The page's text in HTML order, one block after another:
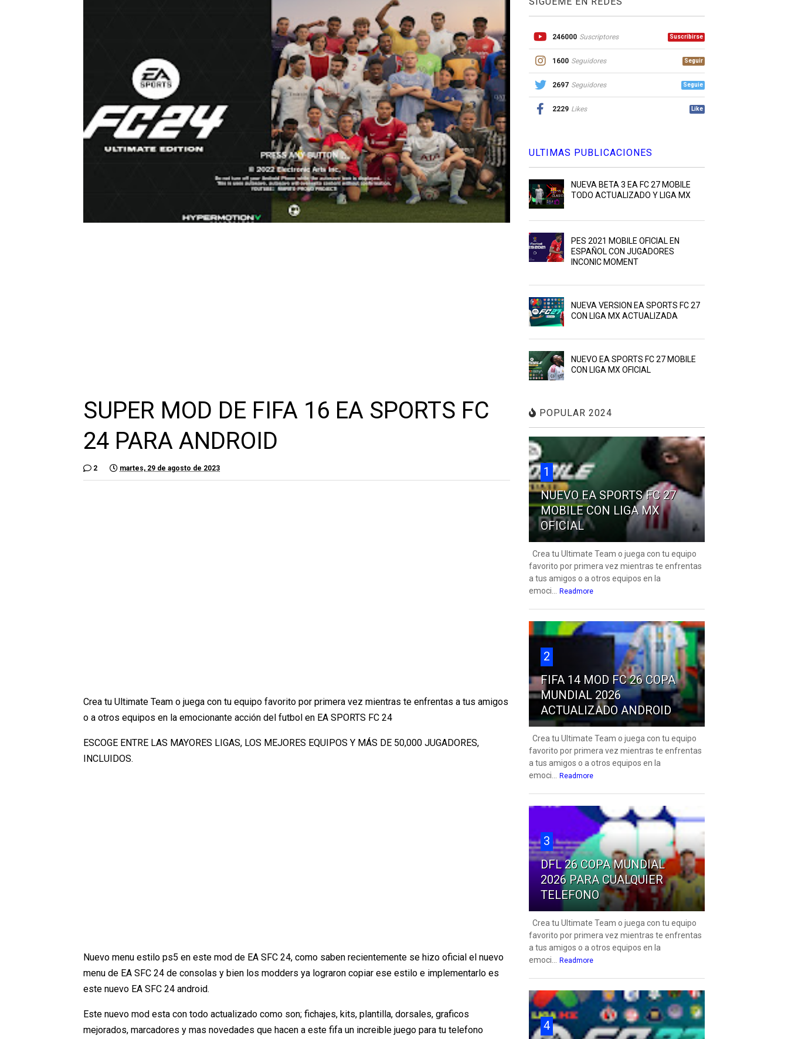
SUPER MOD DE FIFA 16 EA SPORTS FC
24 PARA ANDROID
2 martes, 29 de agosto de 2023
Crea tu Ultimate Team o juega con tu equipo favorito por primera vez mientras te enfrentas a tus amigos
o a otros equipos en la emocionante acción del futbol en EA SPORTS FC 24
ESCOGE ENTRE LAS MAYORES LIGAS, LOS MEJORES EQUIPOS Y MÁS DE 50,000 JUGADORES,
INCLUIDOS.
Nuevo menu estilo ps5 en este mod de EA SFC 24, como saben recientemente se hizo oficial el nuevo
menu de EA SFC 24 de consolas y bien los modders ya lograron copiar ese estilo e implementarlo es
este nuevo EA SFC 24 android.
Este nuevo mod esta con todo actualizado como son; fichajes, kits, plantilla, dorsales, graficos
mejorados, marcadores y mas novedades que hacen a este fifa un increible juego para tu telefono
246000 Suscriptores Suscribirse
1600 Seguidores Seguir
2697 Seguidores Seguie
2229 Likes Like
ULTIMAS PUBLICACIONES
NUEVA BETA 3 EA FC 27 MOBILE
TODO ACTUALIZADO Y LIGA MX
PES 2021 MOBILE OFICIAL EN
ESPAÑOL CON JUGADORES
INCONIC MOMENT
NUEVA VERSION EA SPORTS FC 27
CON LIGA MX ACTUALIZADA
NUEVO EA SPORTS FC 27 MOBILE
CON LIGA MX OFICIAL
POPULAR 2024
1
NUEVO EA SPORTS FC 27
MOBILE CON LIGA MX
OFICIAL
Crea tu Ultimate Team o juega con tu equipo
favorito por primera vez mientras te enfrentas
a tus amigos o a otros equipos en la
emoci...
Readmore
2
FIFA 14 MOD FC 26 COPA
MUNDIAL 2026
ACTUALIZADO ANDROID
Crea tu Ultimate Team o juega con tu equipo
favorito por primera vez mientras te enfrentas
a tus amigos o a otros equipos en la
emoci...
Readmore
3
DFL 26 COPA MUNDIAL
2026 PARA CUALQUIER
TELEFONO
Crea tu Ultimate Team o juega con tu equipo
favorito por primera vez mientras te enfrentas
a tus amigos o a otros equipos en la
emoci...
Readmore
4